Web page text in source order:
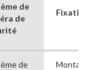
de
de
de